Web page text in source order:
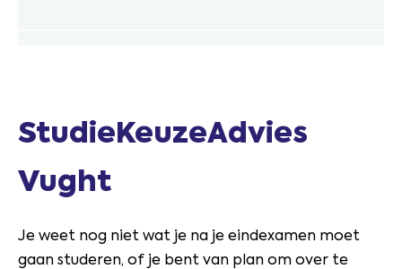
StudieKeuzeAdvies
Vught
Je weet nog niet wat je na je eindexamen moet
gaan studeren, of je bent van plan om over te